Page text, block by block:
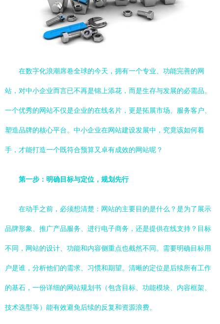
在数字化浪潮席卷全球的今天，拥有一个专业、功能完善的网
站，对中小企业而言已不再是锦上添花，而是生存与发展的必需品。
一个优秀的网站不仅是企业的在线名片，更是拓展市场、服务客户、
塑造品牌的核心平台。中小企业在网站建设发展中，究竟该如何着
手，才能打造一个既符合预算又卓有成效的网站呢？
第一步：明确目标与定位，规划先行
在动手之前，必须想清楚：网站的主要目的是什么？是为了展示
品牌形象、推广产品服务、进行电子商务，还是提供在线支持？目标
不同，网站的设计、功能和内容侧重点也截然不同。需要明确目标用
户是谁，分析他们的需求、习惯和期望。清晰的定位是后续所有工作
的基石，一份详细的网站规划书（包含目标、功能模块、内容框架、
技术选型等）能有效避免后续的反复和资源浪费。